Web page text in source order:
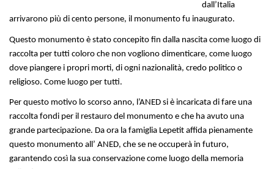
dall’Italia
arrivarono più di cento persone, il monumento fu inaugurato.
Questo monumento è stato concepito fin dalla nascita come luogo di
raccolta per tutti coloro che non vogliono dimenticare, come luogo
dove piangere i propri morti, di ogni nazionalità, credo politico o
religioso. Come luogo per tutti.
Per questo motivo lo scorso anno, l’ANED si è incaricata di fare una
raccolta fondi per il restauro del monumento e che ha avuto una
grande partecipazione. Da ora la famiglia Lepetit affida pienamente
questo monumento all’ ANED, che se ne occuperà in futuro,
garantendo così la sua conservazione come luogo della memoria